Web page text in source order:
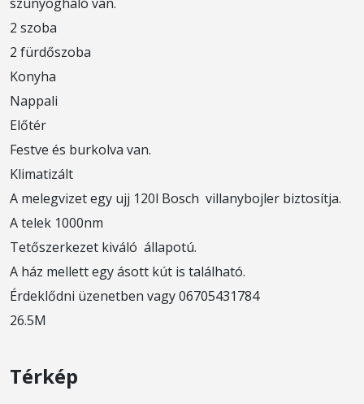
2 szoba
2 fürdőszoba
Konyha
Nappali
Előtér
Festve és burkolva van.
Klimatizált
A melegvizet egy ujj 120l Bosch villanybojler biztosítja.
A telek 1000nm
Tetőszerkezet kiváló állapotú.
A ház mellett egy ásott kút is található.
Érdeklődni üzenetben vagy 06705431784
26.5M
Térkép